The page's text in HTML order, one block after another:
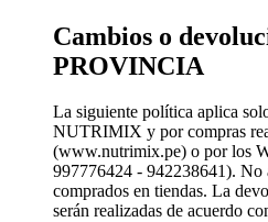
Cambios o
PROVINCIA
La siguiente política aplica
NUTRIMIX y por compras
(www.nutrimix.pe) o por los
997776424 - 942238641). No
comprados en tiendas. La
serán realizadas de acuerdo